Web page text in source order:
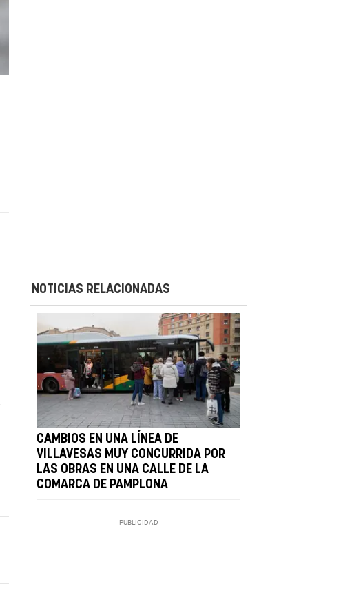
NOTICIAS RELACIONADAS
CAMBIOS EN UNA LÍNEA DE
VILLAVESAS MUY CONCURRIDA POR
LAS OBRAS EN UNA CALLE DE LA
COMARCA DE PAMPLONA